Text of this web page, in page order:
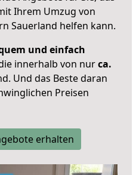
Ihrem Umzug von
Sauerland helfen kann.
und einfach
innerhalb von nurca.
Und das Beste daran
Preisen
erhalten